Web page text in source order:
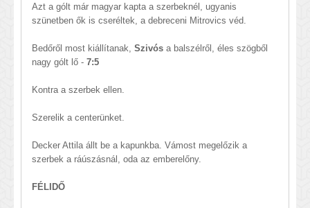
Azt a gólt már magyar kapta a szerbeknél, ugyanis
szünetben ők is cseréltek, a debreceni Mitrovics véd.
Bedőről most kiállítanak, Szivós a balszélről, éles szögből
nagy gólt lő - 7:5
Kontra a szerbek ellen.
Szerelik a centerünket.
Decker Attila állt be a kapunkba. Vámost megelőzik a
szerbek a ráúszásnál, oda az emberelőny.
FÉLIDŐ